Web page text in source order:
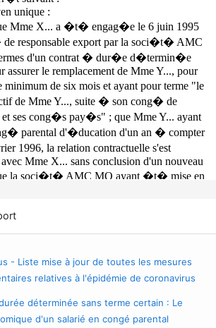
- Liste mise à jour de toutes les mesures
relatives à l'épidémie de coronavirus
2
déterminée sans terme certain : Le
d'un salarié en congé parental